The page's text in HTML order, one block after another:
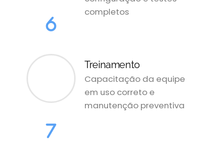
completos
Treinamento
Capacitação da equipe
em uso correto e
manutenção preventiva